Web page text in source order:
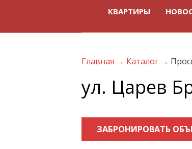
КВАРТИРЫ
Главная → Каталог →
ул. Царев
ЗАБРОНИРОВАТЬ